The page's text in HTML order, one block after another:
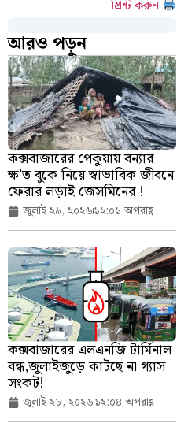
প্রিন্ট করুন
আরও পড়ুন
কক্সবাজারের পেকুয়ায় বন্যার
ক্ষ’ত বুকে নিয়ে স্বাভাবিক জীবনে
ফেরার লড়াই জেসমিনের !
জুলাই ২৯, ২০২৬১২:০১ অপরাহ্ণ
কক্সবাজারের এলএনজি টার্মিনাল
বন্ধ,জুলাইজুড়ে কাটছে না গ্যাস
সংকট!
জুলাই ২৮, ২০২৬১২:০৪ অপরাহ্ণ